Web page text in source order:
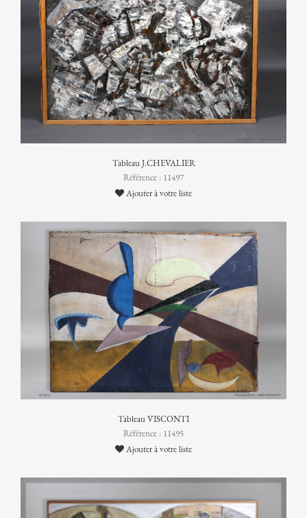
Tableau J.CHEVALIER
Référence : 11497
Ajouter à votre liste
Tableau VISCONTI
Référence : 11495
Ajouter à votre liste